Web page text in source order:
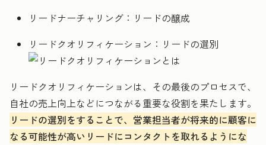
リードナーチャリング：リードの醸成
リードクオリフィケーション：リードの選別
リードクオリフィケーションは、その最後のプロセスで、
自社の売上向上などにつながる重要な役割を果たします。
リードの選別をすることで、営業担当者が将来的に顧客に
なる可能性が高いリードにコンタクトを取れるようにな